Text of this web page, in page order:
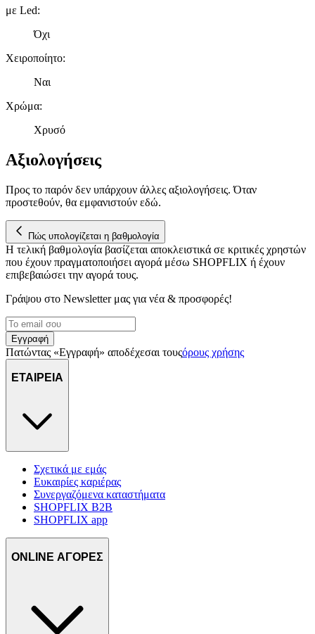
πληροφορίες σχετικά με την από μέρους σας χρήση της
δικτύωσης, διαφημίσεων και ανάλυσης.
με Led:
Όχι
Χειροποίητο:
Ναι
Χρώμα:
Χρυσό
Αξιολογήσεις
Προς το παρόν δεν υπάρχουν άλλες αξιολογήσεις. Όταν
προστεθούν, θα εμφανιστούν εδώ.
Πώς υπολογίζεται η βαθμολογία
Η τελική βαθμολογία βασίζεται αποκλειστικά σε κριτικές χρηστών
που έχουν πραγματοποιήσει αγορά μέσω SHOPFLIX ή έχουν
επιβεβαιώσει την αγορά τους.
Γράψου στο Νewsletter μας για νέα & προσφορές!
Εγγραφή
Πατώντας «Εγγραφή» αποδέχεσαι τουςόρους χρήσης
ΕΤΑΙΡΕΙΑ
Σχετικά με εμάς
Ευκαιρίες καριέρας
Συνεργαζόμενα καταστήματα
SHOPFLIX B2B
SHOPFLIX app
ONLINE ΑΓΟΡΕΣ